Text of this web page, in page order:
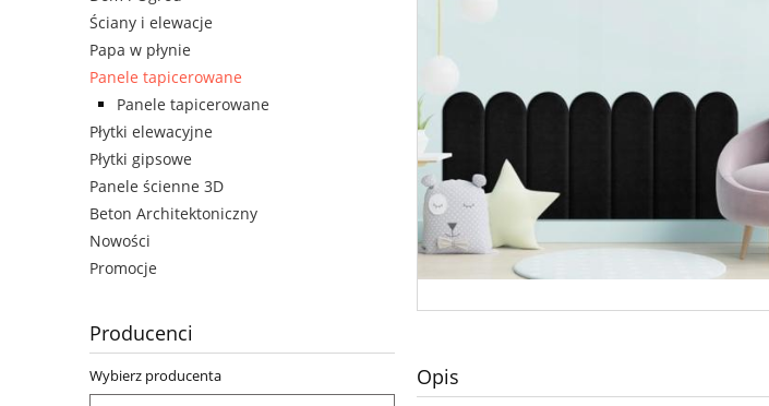
Ściany i elewacje
Papa w płynie
Panele tapicerowane
Panele tapicerowane
Płytki elewacyjne
Płytki gipsowe
Panele ścienne 3D
Beton Architektoniczny
Nowości
Promocje
Producenci
Wybierz producenta Opis